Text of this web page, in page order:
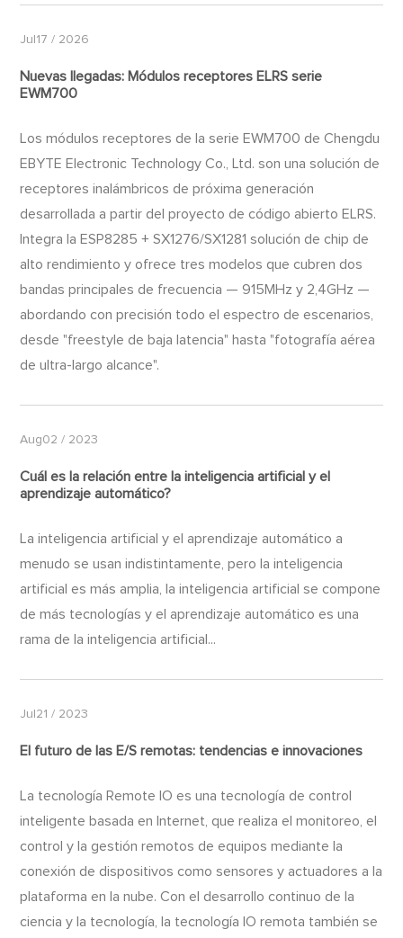
Jul17 / 2026
Nuevas llegadas: Módulos receptores ELRS serie
EWM700
Los módulos receptores de la serie EWM700 de Chengdu
EBYTE Electronic Technology Co., Ltd. son una solución de
receptores inalámbricos de próxima generación
desarrollada a partir del proyecto de código abierto ELRS.
Integra la ESP8285 + SX1276/SX1281 solución de chip de
alto rendimiento y ofrece tres modelos que cubren dos
bandas principales de frecuencia — 915MHz y 2,4GHz —
abordando con precisión todo el espectro de escenarios,
desde "freestyle de baja latencia" hasta "fotografía aérea
de ultra-largo alcance".
Aug02 / 2023
Cuál es la relación entre la inteligencia artificial y el
aprendizaje automático?
La inteligencia artificial y el aprendizaje automático a
menudo se usan indistintamente, pero la inteligencia
artificial es más amplia, la inteligencia artificial se compone
de más tecnologías y el aprendizaje automático es una
rama de la inteligencia artificial...
Jul21 / 2023
El futuro de las E/S remotas: tendencias e innovaciones
La tecnología Remote IO es una tecnología de control
inteligente basada en Internet, que realiza el monitoreo, el
control y la gestión remotos de equipos mediante la
conexión de dispositivos como sensores y actuadores a la
plataforma en la nube. Con el desarrollo continuo de la
ciencia y la tecnología, la tecnología IO remota también se